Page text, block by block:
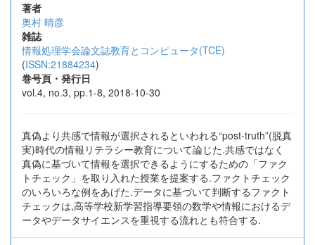
著者
奥村 晴彦
雑誌
情報処理学会論文誌教育とコンピュータ(TCE)
(ISSN:21884234)
巻号頁・発行日
vol.4, no.3, pp.1-8, 2018-10-30
真偽より共感で情報が選択されるといわれる“post-truth”(脱真
実)時代の情報リテラシー教育について論じた.共感ではなく
真偽に基づいて情報を選択できるようにするための「ファク
トチェック」を取り入れた授業を提案する.ファクトチェック
のいろいろな例をあげた.データに基づいて判断するファクト
チェックは,高等学校新学習指導要領の数学や情報におけるデ
ータやデータサイエンスを重視する流れとも符合する.